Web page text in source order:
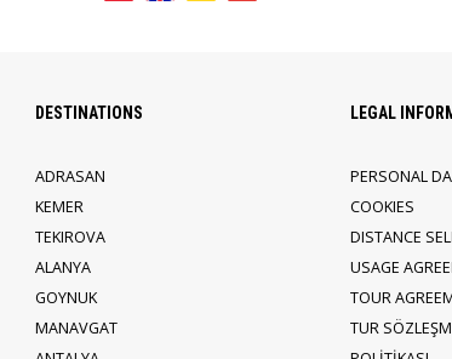
DESTINATIONS
ADRASAN
KEMER
TEKIROVA
ALANYA
GOYNUK
MANAVGAT
LEGAL
PERSONAL
COOKIES
DISTANCE
USAGE
TOUR
TUR